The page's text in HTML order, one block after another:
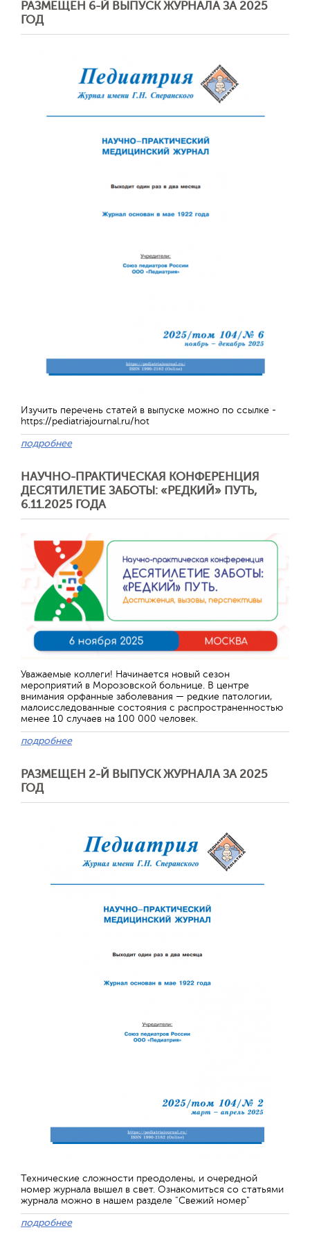
РАЗМЕЩЕН 6-Й ВЫПУСК ЖУРНАЛА ЗА 2025
ГОД
Изучить перечень статей в выпуске можно по ссылке -
https://pediatriajournal.ru/hot
подробнее
НАУЧНО-ПРАКТИЧЕСКАЯ КОНФЕРЕНЦИЯ
ДЕСЯТИЛЕТИЕ ЗАБОТЫ: «РЕДКИЙ» ПУТЬ,
6.11.2025 ГОДА
Уважаемые коллеги! Начинается новый сезон
мероприятий в Морозовской больнице. В центре
внимания орфанные заболевания — редкие патологии,
малоисследованные состояния с распространенностью
менее 10 случаев на 100 000 человек.
подробнее
РАЗМЕЩЕН 2-Й ВЫПУСК ЖУРНАЛА ЗА 2025
ГОД
Технические сложности преодолены, и очередной
номер журнала вышел в свет. Ознакомиться со статьями
журнала можно в нашем разделе "Свежий номер"
подробнее
Отправить